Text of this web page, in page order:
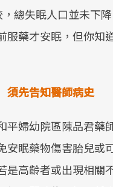
總失眠人口並未下
服藥才安眠，但你知
先告知醫師病史
平婦幼院區陳品君藥
安眠藥物傷害胎兒或
是高齡者或出現相關